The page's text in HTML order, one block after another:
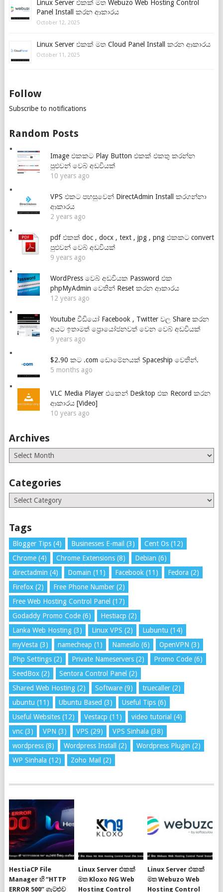
Linux Server එකක් මත Webuzo Web Hosting Control
Panel Install කරන ආකාරය
October 12, 2025
Linux Server එකක් මත Cloud Panel Install කරන ආකාරය
October 11, 2025
Follow
Subscribe to notifications
Random Posts
Image එකකට Play Button එකක් එකතු කරන්න
පුළුවන් වෙබ් අඩවියක්
10 years ago
VPS එකට පහසුවෙන් DirectAdmin Install කරගන්නා
ආකාරය
2 years ago
pdf එකක් doc , docx , text , jpg , png එකකට convert
පුළුවන් වෙබ් අඩවියක්
9 years ago
WordPress වෙබ් අඩවියක Password එක
phpMyAdmin වෙතින් Reset කරන ආකාරය
12 years ago
Youtube වීඩියෝ Facebook , Twitter වල Share කරන
අයට ඉතාමත් ප්‍රොයෝජනවත් වෙන වෙබ් අඩවියක්
9 years ago
$2.90 කට .com ඩොමේනයක් Spaceship වෙතින්.
5 months ago
VLC Media Player එකෙන් Desktop එක Record කරන
ආකාරය [Video]
10 years ago
Archives
Archives
Categories
Categories
Tags
Blogger Tips(4) Businesses E-mail (3) Cent Os(12)
Chrome(4) Chrome Extensions(8) Debian (6)
directadmin (4) Domain (11) Facebook (11) Fedora (2)
Firefox(2) Free Phone Number(2)
Free Web Hosting Control Panel (17)
Godaddy Promo Code(6) Hestiacp (2)
Lanka Web Hosting(3) Linux VPS (2) Lubuntu (14)
myVesta (3) namecheap (1) Namesilo (6) OpenVPN (3)
Php Settings(2) Private Nameservers(2) Promo Code(6)
SeedBox(2) Sentora Control Panel (2)
Shared Web Hosting(2) Software(9) truecaller(2)
ubuntu (11) Ubuntu Based (3) Useful Tips(6)
Useful Websites(12) Vestacp (11) video tutorial (4)
vnc(3) VPN (3) VPS (29) VPS Sinhala (38)
wordpress(8) Wordpress Install (2) Wordpress Plugin (2)
WP Sinhala (12) Zoho Mail (2)
HestiaCP File
Manager හි “HTTP
ERROR 500” ගැටළුව
Linux Server එකක්
මත Kloxo NG Web
Hosting Control
Linux Server එකක්
මත Webuzo Web
Hosting Control